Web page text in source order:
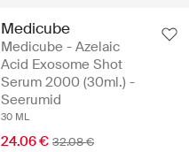
Medicube
Medicube - Azelaic
Acid Exosome Shot
Serum 2000 (30ml.) -
Seerumid
30 ML
24.06 € 32.08 €